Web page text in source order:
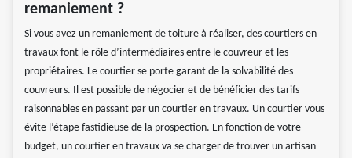
remaniement ?
Si vous avez un remaniement de toiture à réaliser, des courtiers en
travaux font le rôle d’intermédiaires entre le couvreur et les
propriétaires. Le courtier se porte garant de la solvabilité des
couvreurs. Il est possible de négocier et de bénéficier des tarifs
raisonnables en passant par un courtier en travaux. Un courtier vous
évite l’étape fastidieuse de la prospection. En fonction de votre
budget, un courtier en travaux va se charger de trouver un artisan